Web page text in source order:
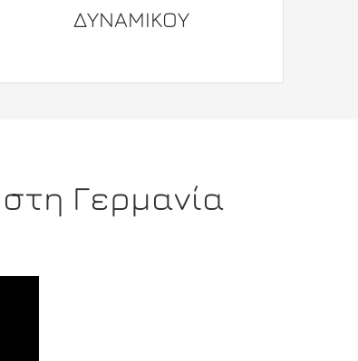
ΔΥΝΑΜΙΚΟΥ
Γερμανία